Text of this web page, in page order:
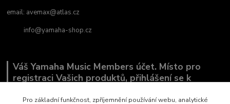
email: avemax@atlas.cz
info@yamaha-shop.cz
Váš Yamaha Music Members účet. Místo pro
registraci Vašich produktů, přihlášení se k
co Vás zajímá.
Pro základní funkčnost, zpříjemnění používání webu, analytické